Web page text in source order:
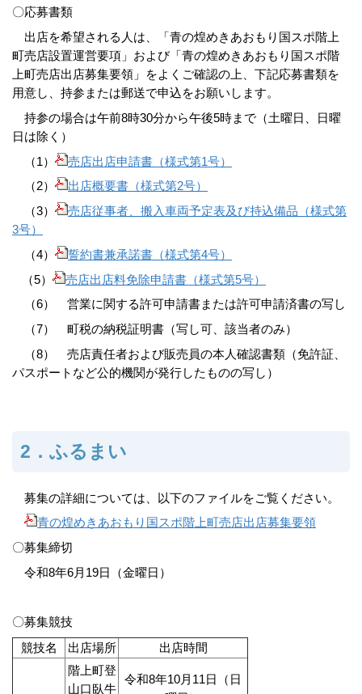
〇応募書類
出店を希望される人は、「青の煌めきあおもり国スポ階上
町売店設置運営要項」および「青の煌めきあおもり国スポ階
上町売店出店募集要領」をよくご確認の上、下記応募書類を
用意し、持参または郵送で申込をお願いします。
持参の場合は午前8時30分から午後5時まで（土曜日、日曜
日は除く）
（1）
売店出店申請書（様式第1号）
（2）
出店概要書（様式第2号）
（3）
売店従事者、搬入車両予定表及び持込備品（様式第
3号）
（4）
誓約書兼承諾書（様式第4号）
（5）
売店出店料免除申請書（様式第5号）
（6） 営業に関する許可申請書または許可申請済書の写し
（7） 町税の納税証明書（写し可、該当者のみ）
（8） 売店責任者および販売員の本人確認書類（免許証、
パスポートなど公的機関が発行したものの写し）
2．ふるまい
募集の詳細については、以下のファイルをご覧ください。
青の煌めきあおもり国スポ階上町売店出店募集要領
〇募集締切
令和8年6月19日（金曜日）
〇募集競技
競技名
出店場所 出店時間
階上町登
山口臥牛
令和8年10月11日（日